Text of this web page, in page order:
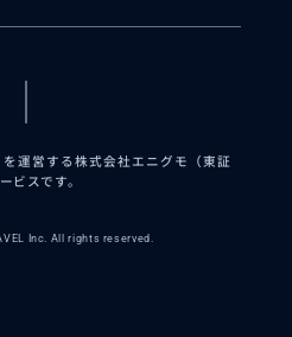
運営する株式会社エニグモ（東証
ビスです。
Inc. All rights reserved.